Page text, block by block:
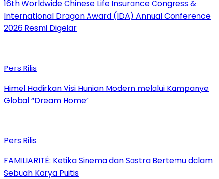
16th Worldwide Chinese Life Insurance Congress &
International Dragon Award (IDA) Annual Conference
2026 Resmi Digelar
Pers Rilis
Himel Hadirkan Visi Hunian Modern melalui Kampanye
Global “Dream Home”
Pers Rilis
FAMILIARITÉ: Ketika Sinema dan Sastra Bertemu dalam
Sebuah Karya Puitis